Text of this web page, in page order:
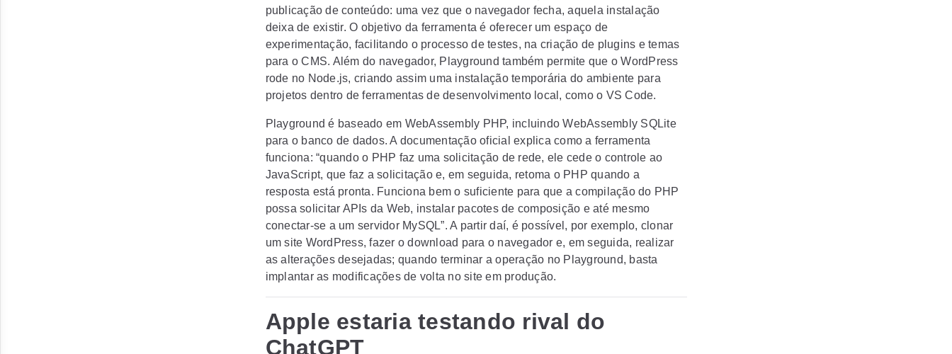
publicação de conteúdo: uma vez que o navegador fecha, aquela instalação
deixa de existir. O objetivo da ferramenta é oferecer um espaço de
experimentação, facilitando o processo de testes, na criação de plugins e temas
para o CMS. Além do navegador, Playground também permite que o WordPress
rode no Node.js, criando assim uma instalação temporária do ambiente para
projetos dentro de ferramentas de desenvolvimento local, como o VS Code.
Playground é baseado em WebAssembly PHP, incluindo WebAssembly SQLite
para o banco de dados. A documentação oficial explica como a ferramenta
funciona: “quando o PHP faz uma solicitação de rede, ele cede o controle ao
JavaScript, que faz a solicitação e, em seguida, retoma o PHP quando a
resposta está pronta. Funciona bem o suficiente para que a compilação do PHP
possa solicitar APIs da Web, instalar pacotes de composição e até mesmo
conectar-se a um servidor MySQL”. A partir daí, é possível, por exemplo, clonar
um site WordPress, fazer o download para o navegador e, em seguida, realizar
as alterações desejadas; quando terminar a operação no Playground, basta
implantar as modificações de volta no site em produção.
Apple estaria testando rival do
ChatGPT